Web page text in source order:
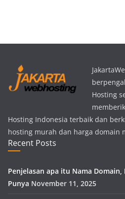
Hosting
Hosting Indonesia terbaik dan
hosting murah dan harga domain
Recent Posts
Penjelasan apa itu Nama
Punya November 11, 2025